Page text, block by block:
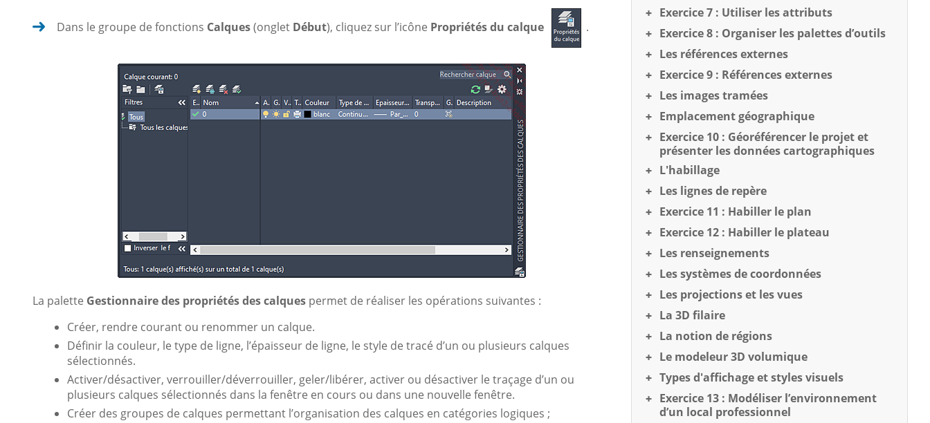
Dans le groupe de fonctions Calques(onglet Début), cliquez sur l’icône Propriétés du calque .
La palette Gestionnaire des propriétés des calques permet de réaliser les opérations suivantes :
Créer, rendre courant ou renommer un calque.
Définir la couleur, le type de ligne, l’épaisseur de ligne, le style de tracé d’un ou plusieurs calques
sélectionnés.
Activer/désactiver, verrouiller/déverrouiller, geler/libérer, activer ou désactiver le traçage d’un ou
plusieurs calques sélectionnés dans la fenêtre en cours ou dans une nouvelle fenêtre.
Créer des groupes de calques permettant l’organisation des calques en catégories logiques ;
Exercice 7 : Utiliser les attributs
Exercice 8 : Organiser les palettes d’outils
Les références externes
Exercice 9 : Références externes
Les images tramées
Emplacement géographique
Exercice 10 : Géoréférencer le projet et
présenter les données cartographiques
L'habillage
Les lignes de repère
Exercice 11 : Habiller le plan
Exercice 12 : Habiller le plateau
Les renseignements
Les systèmes de coordonnées
Les projections et les vues
La 3D filaire
La notion de régions
Le modeleur 3D volumique
Types d'affichage et styles visuels
Exercice 13 : Modéliser l’environnement
d’un local professionnel